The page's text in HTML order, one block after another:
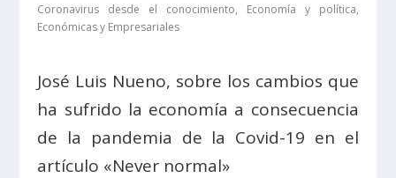
Coronavirus desde el conocimiento, Economía y política,
Económicas y Empresariales
José Luis Nueno, sobre los cambios que
ha sufrido la economía a consecuencia
de la pandemia de la Covid-19 en el
artículo «Never normal»